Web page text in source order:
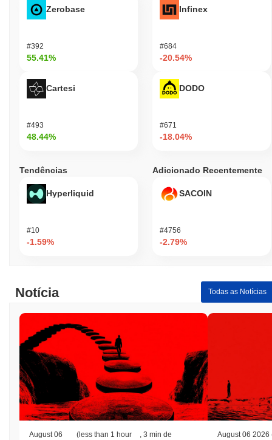
Zerobase
#392
55.41%
Cartesi
#493
48.44%
Infinex
#684
-20.54%
DODO
#671
-18.04%
Tendências
Hyperliquid
#10
-1.59%
Adicionado Recentemente
SACOIN
#4756
-2.79%
Notícia Todas as Notícias
August 06
(less than 1 hour
,3 min de
August 06 2026